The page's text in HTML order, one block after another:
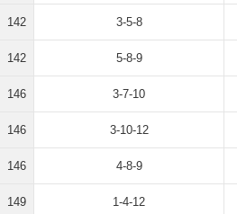
142 3-5-8
142 5-8-9
146 3-7-10
146 3-10-12
146 4-8-9
149 1-4-12